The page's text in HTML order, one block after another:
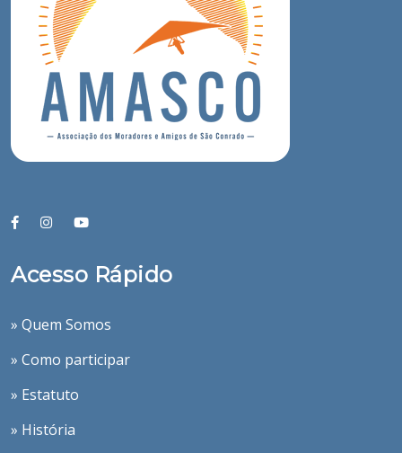
Acesso Rápido
» Quem Somos
» Como participar
» Estatuto
» História